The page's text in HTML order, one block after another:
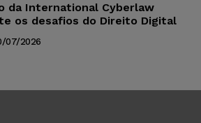
da International Cyberlaw
os desafios do Direito Digital
07/2026